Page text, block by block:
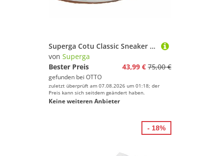
Superga Cotu Classic Sneaker mit klassischem Canvas-Obermaterial
von Superga
Bester Preis
43,99 € 75,00 €
gefunden bei OTTO
zuletzt überprüft am 07.08.2026 um 01:18; der
Preis kann sich seitdem geändert haben.
Keine weiteren Anbieter
- 18%